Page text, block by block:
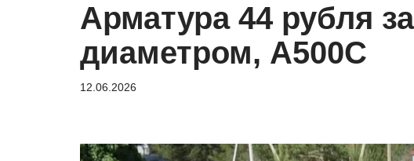
Арматура 44 рубля
диаметром, А500С
12.06.2026